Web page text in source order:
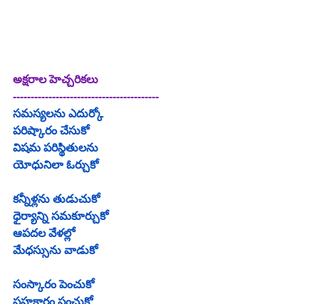
అక్షరాల హెచ్చరికలు
-----------------------------------------
సమస్యలను ఎదుర్కో
పరిష్కారం చేసుకో
విషమ పరిస్థితులను
యోధునిలా ఓర్చుకో
కన్నీళ్లను తుడుచుకో
ధైర్యాన్ని సమకూర్చుకో
ఆపదల వేళల్లో
మేధస్సును వాడుకో
సంస్కారం పెంచుకో